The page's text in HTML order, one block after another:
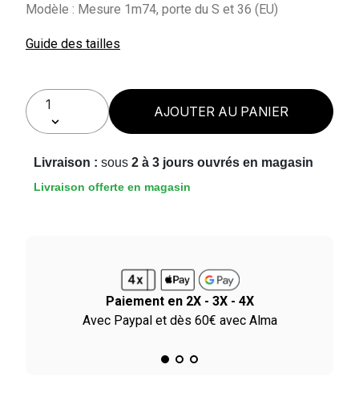
Modèle : Mesure 1m74, porte du S et 36 (EU)
Guide des tailles
AJOUTER AU PANIER
Livraison : sous 2 à 3 jours ouvrés en magasin
Livraison offerte en magasin
Paiement en 2X - 3X - 4X
Avec Paypal et dès 60€ avec Alma